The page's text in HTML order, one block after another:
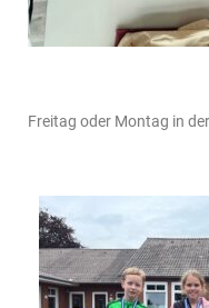
Freitag oder Montag in